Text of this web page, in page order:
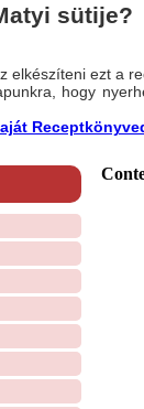
sütije?
elkészíteni ezt a
hogy